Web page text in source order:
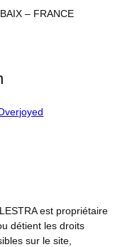
– FRANCE
est propriétaire
détient les droits
sur le site,